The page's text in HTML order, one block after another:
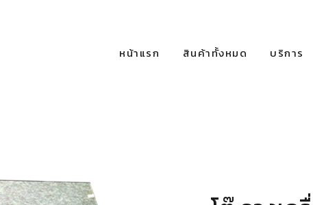
หน้าแรก สินค้าทั้งหมด บริการ